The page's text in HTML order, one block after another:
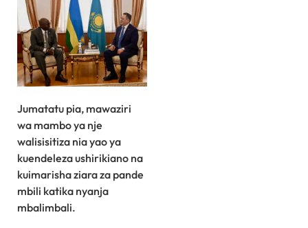
Jumatatu pia, mawaziri
wa mambo ya nje
walisisitiza nia yao ya
kuendeleza ushirikiano na
kuimarisha ziara za pande
mbili katika nyanja
mbalimbali.